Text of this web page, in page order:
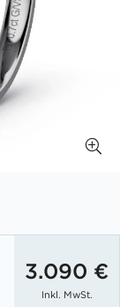
3.090 €
Inkl. MwSt.